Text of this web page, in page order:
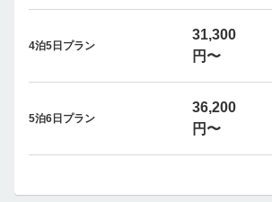
4泊5日プラン
31,300
円〜
5泊6日プラン
36,200
円〜